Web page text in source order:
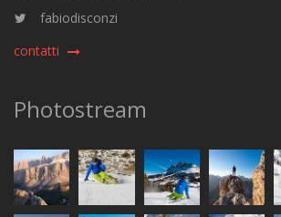
fabiodisconzi
contatti
Photostream